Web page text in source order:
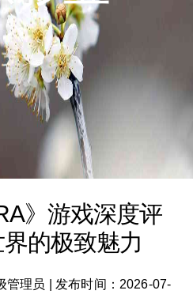
》游戏深度评
的极致魅力
管理员
发布时间：2026-07-